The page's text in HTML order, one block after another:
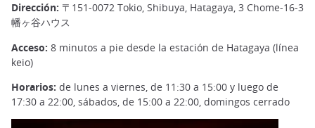
Dirección: 〒151-0072 Tokio, Shibuya, Hatagaya, 3 Chome-16-3
幡ヶ谷ハウス
Acceso: 8 minutos a pie desde la estación de Hatagaya (línea
keio)
Horarios: de lunes a viernes, de 11:30 a 15:00 y luego de
17:30 a 22:00, sábados, de 15:00 a 22:00, domingos cerrado